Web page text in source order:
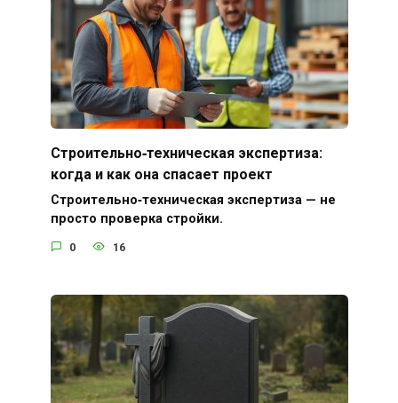
Строительно‑техническая экспертиза:
когда и как она спасает проект
Строительно‑техническая экспертиза — не
просто проверка стройки.
0 16